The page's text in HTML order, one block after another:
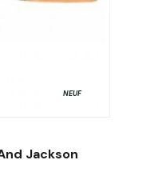
NEUF
Jackson